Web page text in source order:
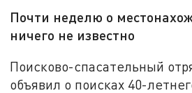
Почти неделю о
ничего не известно
Поисково-спасательный
объявил о поисках 40-